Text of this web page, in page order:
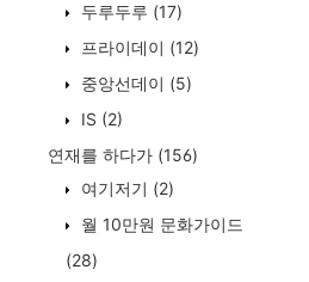
두루두루 (17)
프라이데이 (12)
중앙선데이 (5)
IS (2)
연재를 하다가 (156)
여기저기 (2)
월 10만원 문화가이드
(28)